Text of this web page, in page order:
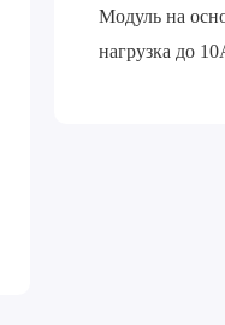
Модуль на
нагрузка до